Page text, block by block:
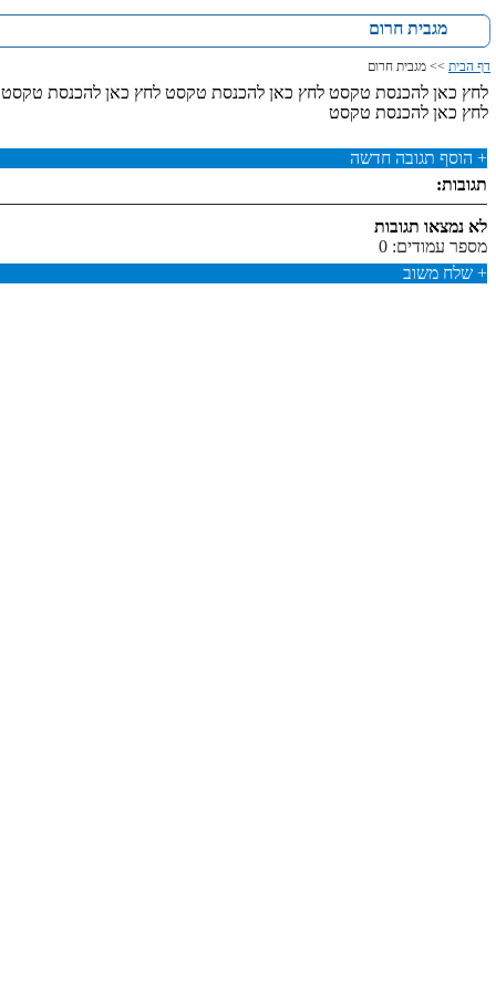
מגבית חרום
דף הבית >> מגבית חרום
לחץ כאן להכנסת טקסט לחץ כאן להכנסת טקסט לחץ כאן להכנסת
לחץ כאן להכנסת טקסט
+ הוסף תגובה חדשה
תגובות:
לא נמצאו תגובות
מספר עמודים: 0
+ שלח משוב